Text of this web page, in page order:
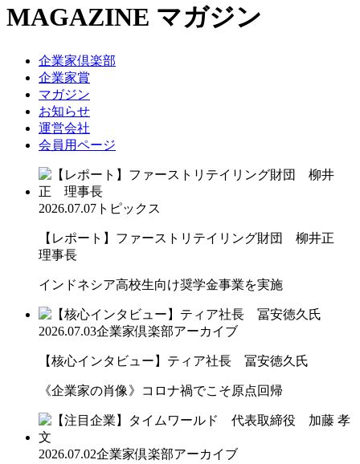
MAGAZINE マガジン
企業家倶楽部
企業家賞
マガジン
お知らせ
運営会社
会員用ページ
2026.07.07 トピックス
【レポート】ファーストリテイリング財団 柳井正
理事長
インドネシア高校生向け奨学金事業を実施
2026.07.03企業家倶楽部アーカイブ
【核心インタビュー】ティア社長 冨安徳久氏
《企業家の肖像》コロナ禍でこそ原点回帰
2026.07.02企業家倶楽部アーカイブ